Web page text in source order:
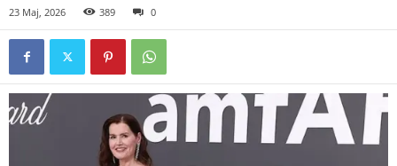
23 Maj, 2026 389 0